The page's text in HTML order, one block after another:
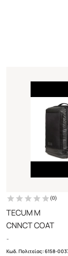
(0)
TECUM M
CNNCT COAT
-
Κωδ. Πολιτείας:6158-